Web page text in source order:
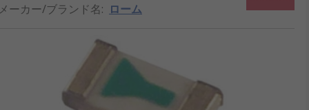
ーカー/ブランド名: ローム